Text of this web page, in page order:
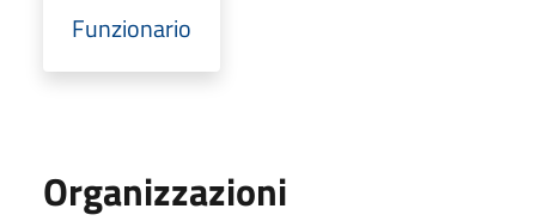
Funzionario
Organizzazioni